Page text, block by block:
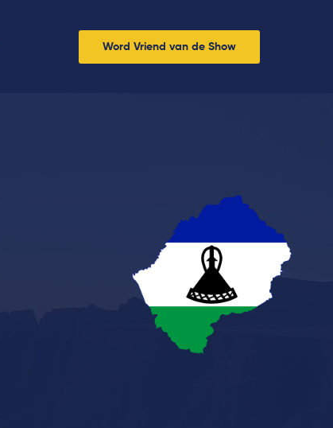
Word Vriend van de Show